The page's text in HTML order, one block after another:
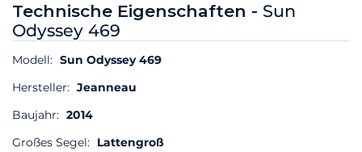
Technische Eigenschaften - Sun
Odyssey 469
Modell: Sun Odyssey 469
Hersteller: Jeanneau
Baujahr: 2014
Großes Segel: Lattengroß